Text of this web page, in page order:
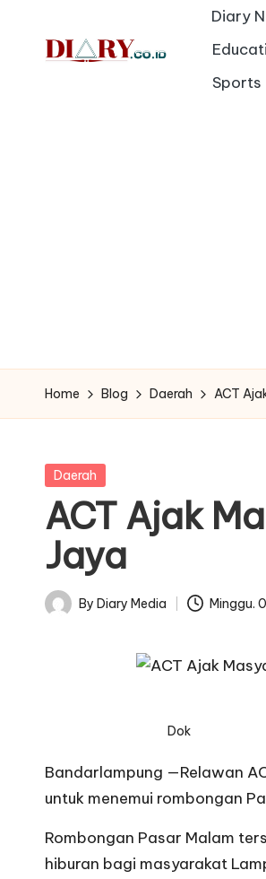
Diary
Sports
Home Blog Daerah ACT
Posted
Daerah
ACT Ajak
Jaya
Posted
By Diary Media Minggu.
Dok
Bandarlampung —Relawan
untuk menemui rombongan
Rombongan Pasar Malam
hiburan bagi masyarakat